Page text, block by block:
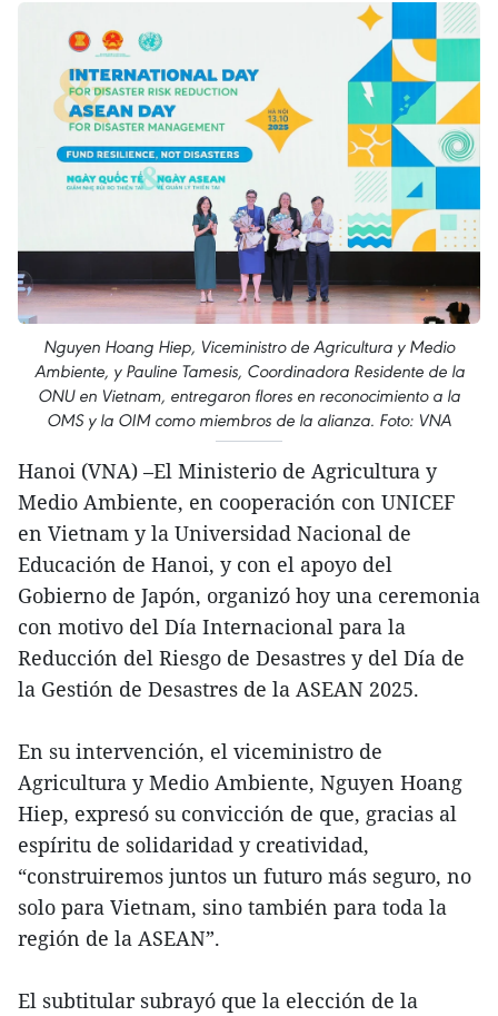
Nguyen Hoang Hiep, Viceministro de Agricultura y Medio
Ambiente, y Pauline Tamesis, Coordinadora Residente de la
ONU en Vietnam, entregaron flores en reconocimiento a la
OMS y la OIM como miembros de la alianza. Foto: VNA
Hanoi (VNA) –El Ministerio de Agricultura y
Medio Ambiente, en cooperación con UNICEF
en Vietnam y la Universidad Nacional de
Educación de Hanoi, y con el apoyo del
Gobierno de Japón, organizó hoy una ceremonia
con motivo del Día Internacional para la
Reducción del Riesgo de Desastres y del Día de
la Gestión de Desastres de la ASEAN 2025.
En su intervención, el viceministro de
Agricultura y Medio Ambiente, Nguyen Hoang
Hiep, expresó su convicción de que, gracias al
espíritu de solidaridad y creatividad,
“construiremos juntos un futuro más seguro, no
solo para Vietnam, sino también para toda la
región de la ASEAN”.
El subtitular subrayó que la elección de la